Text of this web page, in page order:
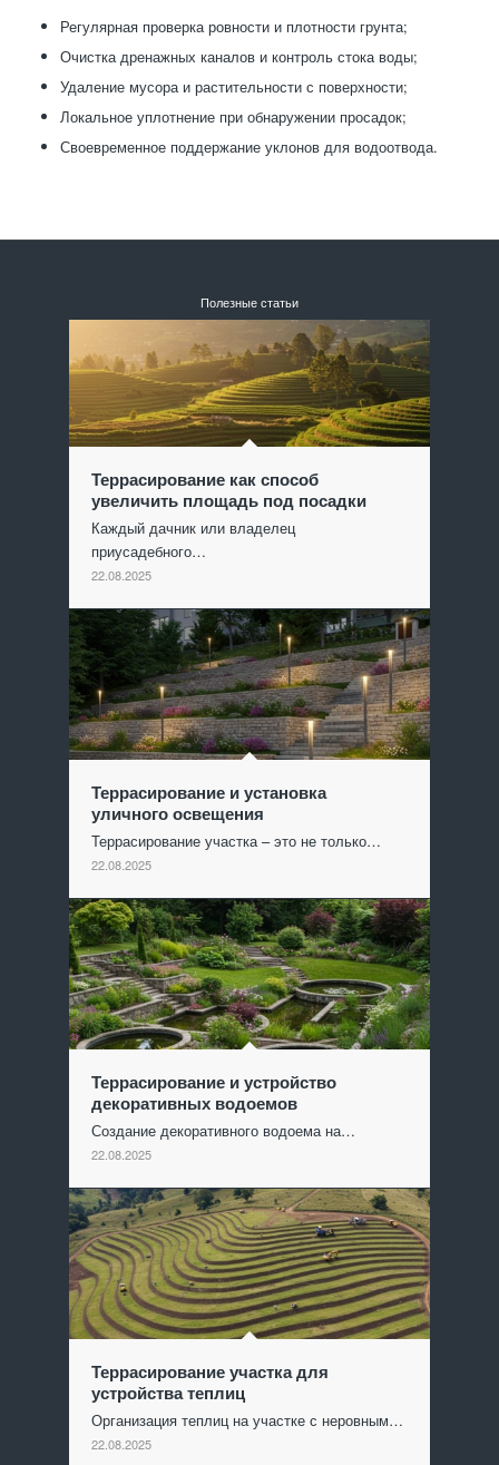
Регулярная проверка ровности и плотности грунта;
Очистка дренажных каналов и контроль стока воды;
Удаление мусора и растительности с поверхности;
Локальное уплотнение при обнаружении просадок;
Своевременное поддержание уклонов для водоотвода.
Полезные статьи
Террасирование как способ
увеличить площадь под посадки
Каждый дачник или владелец
приусадебного…
22.08.2025
Террасирование и установка
уличного освещения
Террасирование участка – это не только…
22.08.2025
Террасирование и устройство
декоративных водоемов
Создание декоративного водоема на…
22.08.2025
Террасирование участка для
устройства теплиц
Организация теплиц на участке с неровным…
22.08.2025